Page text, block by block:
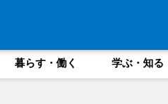
暮らす・働く 学ぶ・知る